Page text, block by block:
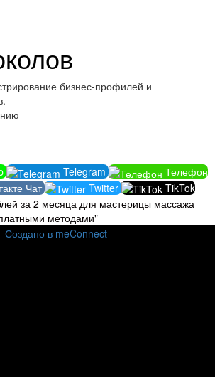
бизнес-профилей и
Telegram
Телефон
Чат
Twitter
TikTok
за 2 месяца для мастерицы массажа
методами"
Создано в meConnect